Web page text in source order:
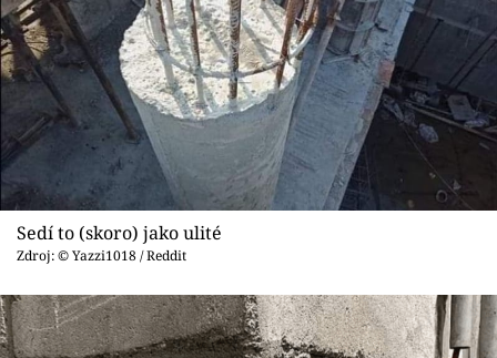
Sedí to (skoro) jako ulité
Zdroj: © Yazzi1018 / Reddit